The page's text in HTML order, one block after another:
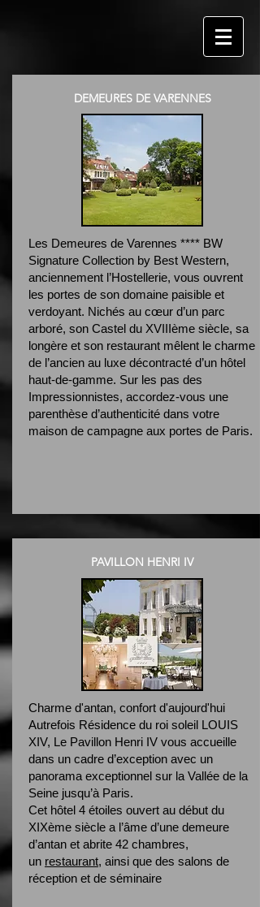
DEMEURES DE VARENNES
Les Demeures de Varennes **** BW
Signature Collection by Best Western,
anciennement l’Hostellerie, vous ouvrent
les portes de son domaine paisible et
verdoyant. Nichés au cœur d’un parc
arboré, son Castel du XVIIIème siècle, sa
longère et son restaurant mêlent le charme
de l’ancien au luxe décontracté d’un hôtel
haut-de-gamme. Sur les pas des
Impressionnistes, accordez-vous une
parenthèse d’authenticité dans votre
maison de campagne aux portes de Paris.
PAVILLON HENRI IV
Charme d'antan, confort d'aujourd'hui
Autrefois Résidence du roi soleil LOUIS
XIV, Le Pavillon Henri IV vous accueille
dans un cadre d’exception avec un
panorama exceptionnel sur la Vallée de la
Seine jusqu’à Paris.
Cet hôtel 4 étoiles ouvert au début du
XIXème siècle a l’âme d’une demeure
d’antan et abrite 42 chambres,
un restaurant, ainsi que des salons de
réception et de séminaire